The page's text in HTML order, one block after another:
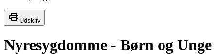
Udskriv
Nyresygdomme - Børn og Unge